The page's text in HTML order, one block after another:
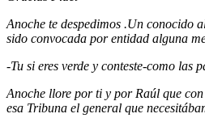
Anoche te despedimos .Un conocido
sido convocada por entidad alguna
-Tu si eres verde y conteste-como las
Anoche llore por ti y por Raúl que
esa Tribuna el general que